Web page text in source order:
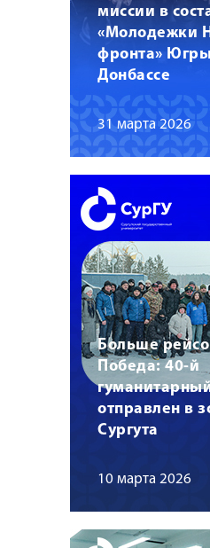
миссии в
«Молодежки
фронта»
Донбассе
31 марта 2026
Больше
Победа: 40-й
отправлен в
Сургута
10 марта 2026